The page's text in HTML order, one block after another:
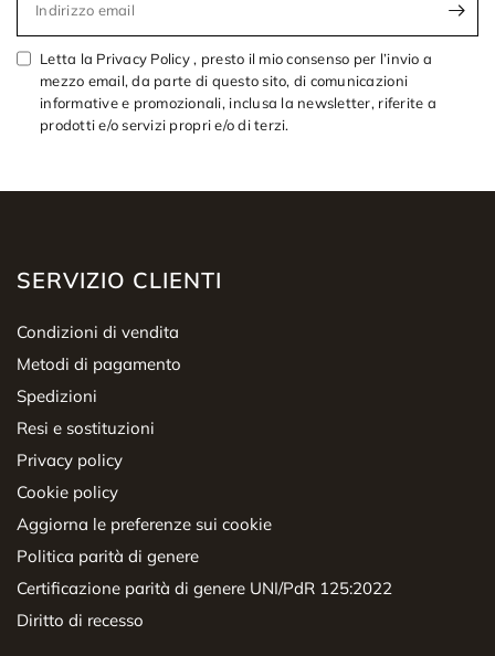
Indirizzo email
Letta la Privacy Policy , presto il mio consenso per l’invio a
mezzo email, da parte di questo sito, di comunicazioni
informative e promozionali, inclusa la newsletter, riferite a
prodotti e/o servizi propri e/o di terzi.
SERVIZIO CLIENTI
Condizioni di vendita
Metodi di pagamento
Spedizioni
Resi e sostituzioni
Privacy policy
Cookie policy
Aggiorna le preferenze sui cookie
Politica parità di genere
Certificazione parità di genere UNI/PdR 125:2022
Diritto di recesso